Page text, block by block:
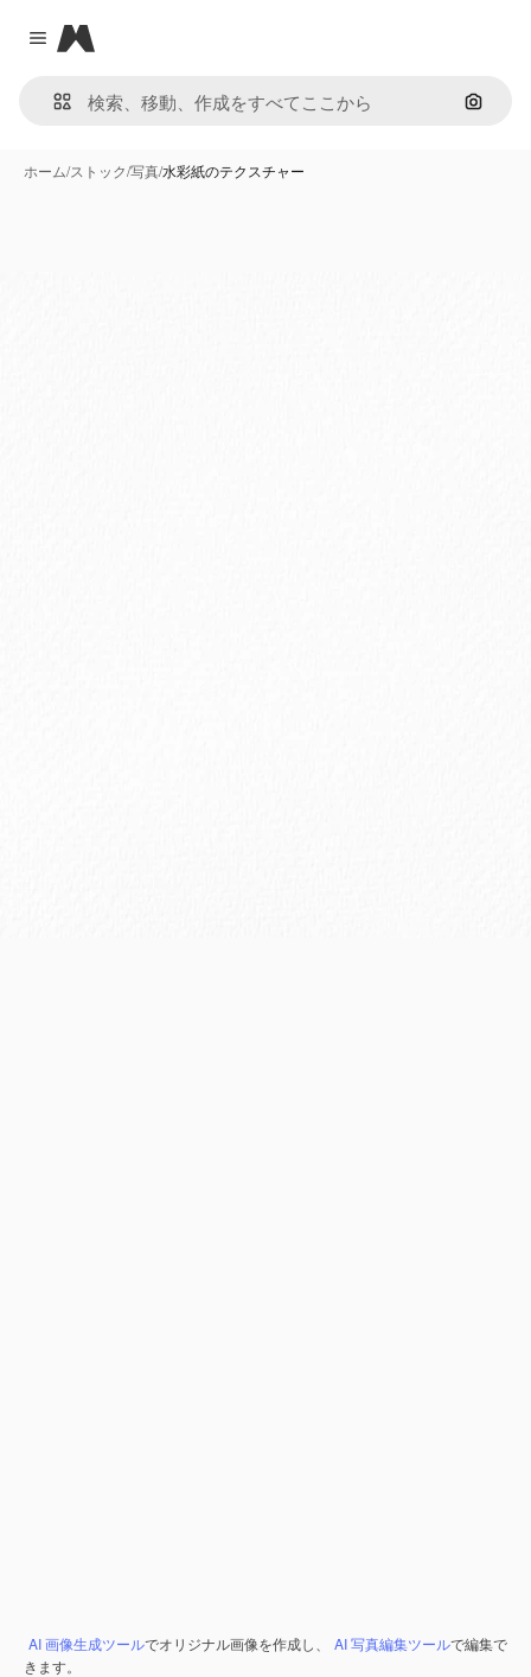
Close menu
Magnific
画像で
ホーム/ストック/写真/水彩紙のテクスチャー
AI 画像生成ツールでオリジナル画像を作成し、 AI 写真編集ツールで編集で
きます。